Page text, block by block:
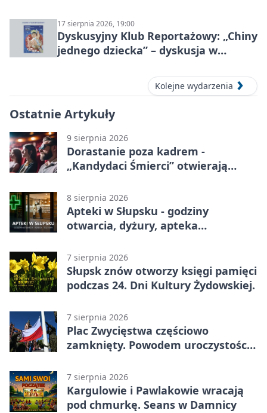
17 sierpnia 2026, 19:00
Dyskusyjny Klub Reportażowy: „Chiny
jednego dziecka” – dyskusja w
Kolejne wydarzenia
Ostatnie Artykuły
9 sierpnia 2026
Dorastanie poza kadrem -
„Kandydaci Śmierci” otwierają
8 sierpnia 2026
Apteki w Słupsku - godziny
otwarcia, dyżury, apteka
7 sierpnia 2026
Słupsk znów otworzy księgi pamięci
podczas 24. Dni Kultury Żydowskiej.
7 sierpnia 2026
Plac Zwycięstwa częściowo
zamknięty. Powodem uroczystości
7 sierpnia 2026
Kargulowie i Pawlakowie wracają
pod chmurkę. Seans w Damnicy